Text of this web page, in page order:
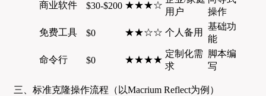
商业软件 $30-$200 ★★★☆
用户
操作
免费工具 $0 ★★☆☆ 个人备用
基础功
能
命令行 $0 ★★★★
定制化需
求
脚本编
写
三、标准克隆操作流程（以Macrium Reflect为例）